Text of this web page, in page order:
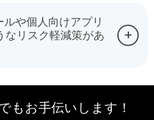
や個人向けアプリ
なリスク軽減策があ
もお手伝いします！